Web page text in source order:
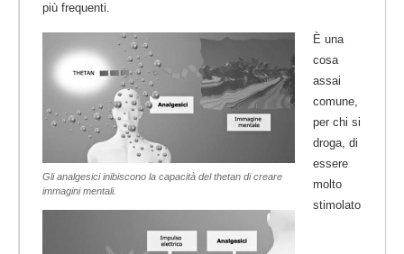
più frequenti.
Gli analgesici inibiscono la capacità del thetan di creare
immagini mentali.
È una
cosa
assai
comune,
per chi si
droga, di
essere
molto
stimolato